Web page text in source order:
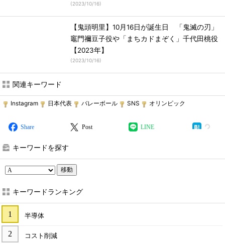
(2023/10/16)
【鬼頭明里】10月16日が誕生日 「鬼滅の刃」
竈門禰豆子役や「まちカドまぞく」千代田桃役
【2023年】
(2023/10/16)
関連キーワード
Instagram 日本代表 バレーボール SNS オリンピック
Share Post LINE
キーワードを探す
移動
キーワードランキング
半導体
コスト削減